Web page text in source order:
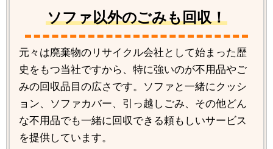
ソファ以外のごみも回収！
元々は廃棄物のリサイクル会社として始まった歴
史をもつ当社ですから、特に強いのが不用品やご
みの回収品目の広さです。ソファと一緒にクッシ
ョン、ソファカバー、引っ越しごみ、その他どん
な不用品でも一緒に回収できる頼もしいサービス
を提供しています。